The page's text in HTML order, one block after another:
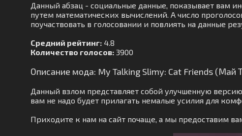
Данный абзац - социальные данные, показывает вам
путем математических вычислений. А число
поучаствовать в голосовании и повлиять на данные
Средний рейтинг: 4.8
Количество голосов: 3900
Описание мода: My Talking Slimy: Cat Friends
Данный взлом представляет собой улучшенную
вам не надо будет прилагать немалые усилия для
Приходите к нам на сайт почаще, а мы предоставим